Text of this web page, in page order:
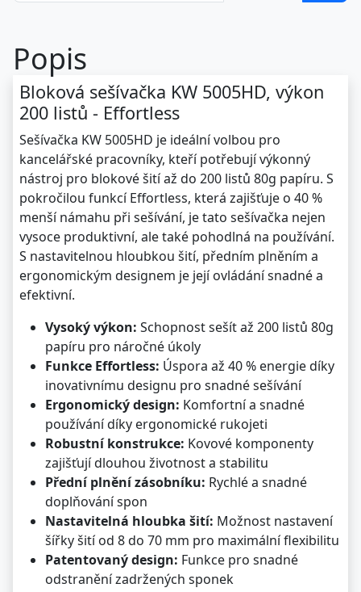
Popis
Bloková sešívačka KW 5005HD, výkon
200 listů - Effortless
Sešívačka KW 5005HD je ideální volbou pro
kancelářské pracovníky, kteří potřebují výkonný
nástroj pro blokové šití až do 200 listů 80g papíru. S
pokročilou funkcí Effortless, která zajišťuje o 40 %
menší námahu při sešívání, je tato sešívačka nejen
vysoce produktivní, ale také pohodlná na používání.
S nastavitelnou hloubkou šití, předním plněním a
ergonomickým designem je její ovládání snadné a
efektivní.
Vysoký výkon: Schopnost sešít až 200 listů 80g
papíru pro náročné úkoly
Funkce Effortless: Úspora až 40 % energie díky
inovativnímu designu pro snadné sešívání
Ergonomický design: Komfortní a snadné
používání díky ergonomické rukojeti
Robustní konstrukce: Kovové komponenty
zajišťují dlouhou životnost a stabilitu
Přední plnění zásobníku: Rychlé a snadné
doplňování spon
Nastavitelná hloubka šití: Možnost nastavení
šířky šití od 8 do 70 mm pro maximální flexibilitu
Patentovaný design: Funkce pro snadné
odstranění zadržených sponek